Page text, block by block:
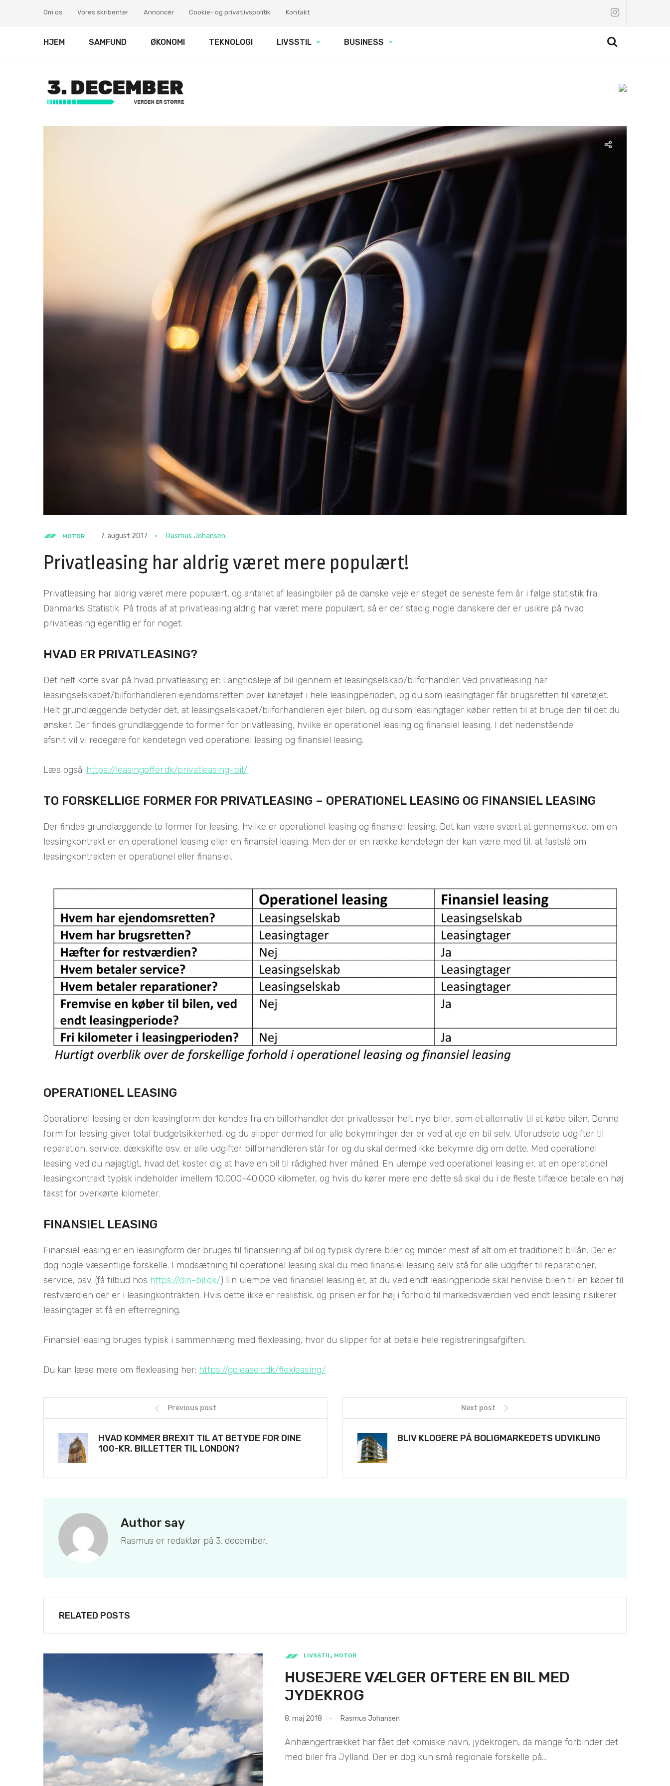
Om os Vores skribenter Annoncér Cookie- og privatlivspolitik Kontakt
HJEM SAMFUND ØKONOMI TEKNOLOGI LIVSSTIL BUSINESS
MOTOR 7. august 2017 Rasmus Johansen
Privatleasing har aldrig været mere populært!
Privatleasing har aldrig været mere populært, og antallet af leasingbiler på de danske veje er steget de seneste fem år i følge statistik fra
Danmarks Statistik. På trods af at privatleasing aldrig har været mere populært, så er der stadig nogle danskere der er usikre på hvad
privatleasing egentlig er for noget.
HVAD ER PRIVATLEASING?
Det helt korte svar på hvad privatleasing er: Langtidsleje af bil igennem et leasingselskab/bilforhandler. Ved privatleasing har
leasingselskabet/bilforhandleren ejendomsretten over køretøjet i hele leasingperioden, og du som leasingtager får brugsretten til køretøjet.
Helt grundlæggende betyder det, at leasingselskabet/bilforhandleren ejer bilen, og du som leasingtager køber retten til at bruge den til det du
ønsker. Der findes grundlæggende to former for privatleasing, hvilke er operationel leasing og finansiel leasing. I det nedenstående
afsnit vil vi redegøre for kendetegn ved operationel leasing og finansiel leasing.
Læs også: https://leasingoffer.dk/privatleasing-bil/
TO FORSKELLIGE FORMER FOR PRIVATLEASING – OPERATIONEL LEASING OG FINANSIEL LEASING
Der findes grundlæggende to former for leasing, hvilke er operationel leasing og finansiel leasing. Det kan være svært at gennemskue, om en
leasingkontrakt er en operationel leasing eller en finansiel leasing. Men der er en række kendetegn der kan være med til, at fastslå om
leasingkontrakten er operationel eller finansiel.
OPERATIONEL LEASING
Operationel leasing er den leasingform der kendes fra en bilforhandler der privatleaser helt nye biler, som et alternativ til at købe bilen. Denne
form for leasing giver total budgetsikkerhed, og du slipper dermed for alle bekymringer der er ved at eje en bil selv. Uforudsete udgifter til
reparation, service, dækskifte osv. er alle udgifter bilforhandleren står for og du skal dermed ikke bekymre dig om dette. Med operationel
leasing ved du nøjagtigt, hvad det koster dig at have en bil til rådighed hver måned. En ulempe ved operationel leasing er, at en operationel
leasingkontrakt typisk indeholder imellem 10.000-40.000 kilometer, og hvis du kører mere end dette så skal du i de fleste tilfælde betale en høj
takst for overkørte kilometer.
FINANSIEL LEASING
Finansiel leasing er en leasingform der bruges til finansiering af bil og typisk dyrere biler og minder mest af alt om et traditionelt billån. Der er
dog nogle væsentlige forskelle. I modsætning til operationel leasing skal du med finansiel leasing selv stå for alle udgifter til reparationer,
service, osv. (få tilbud hos https://din-bil.dk/) En ulempe ved finansiel leasing er, at du ved endt leasingperiode skal henvise bilen til en køber til
restværdien der er i leasingkontrakten. Hvis dette ikke er realistisk, og prisen er for høj i forhold til markedsværdien ved endt leasing risikerer
leasingtager at få en efterregning.
Finansiel leasing bruges typisk i sammenhæng med flexleasing, hvor du slipper for at betale hele registreringsafgiften.
Du kan læse mere om flexleasing her: https://goleaseit.dk/flexleasing/
Previous post
HVAD KOMMER BREXIT TIL AT BETYDE FOR DINE
100-KR. BILLETTER TIL LONDON?
Next post
BLIV KLOGERE PÅ BOLIGMARKEDETS UDVIKLING
Author say
Rasmus er redaktør på 3. december.
RELATED POSTS
LIVSSTIL, MOTOR
HUSEJERE VÆLGER OFTERE EN BIL MED
JYDEKROG
8. maj 2018 Rasmus Johansen
Anhængertrækket har fået det komiske navn, jydekrogen, da mange forbinder det
med biler fra Jylland. Der er dog kun små regionale forskelle på...